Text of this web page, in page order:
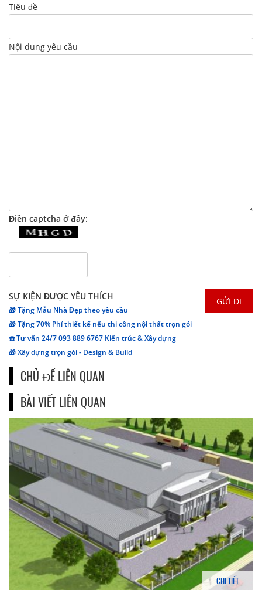
Tiêu đề
Nội dung yêu cầu
Điền captcha ở đây:
SỰ KIỆN ĐƯỢC YÊU THÍCH
🎁 Tặng Mẫu Nhà Đẹp theo yêu cầu
🎁 Tặng 70% Phí thiết kế nếu thi công nội thất trọn gói
☎️ Tư vấn 24/7 093 889 6767 Kiến trúc & Xây dựng
🎁 Xây dựng trọn gói - Design & Build
CHỦ ĐỀ LIÊN QUAN
BÀI VIẾT LIÊN QUAN
CHI TIẾT